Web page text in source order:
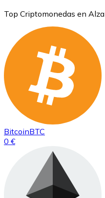
Top Criptomonedas en Alza
BitcoinBTC
0 €